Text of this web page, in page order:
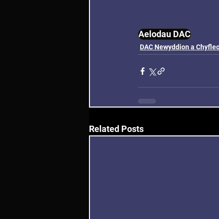
Aelodau DAC
DAC Newyddion a
Related Posts